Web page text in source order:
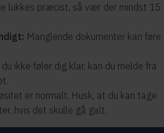
lukkes præcist, så vær der mindst 15
Manglende dokumenter kan føre
du ikke føler dig klar, kan du melde fra
er normalt. Husk, at du kan tage
hvis det skulle gå galt.